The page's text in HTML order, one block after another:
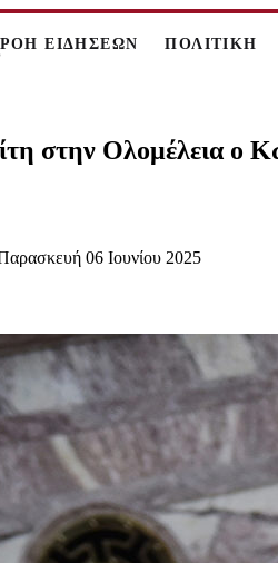
ΡΟΗ ΕΙΔΗΣΕΩΝ ΠΟΛΙΤΙΚΗ
στην Ολομέλεια ο
06 Ιουνίου 2025